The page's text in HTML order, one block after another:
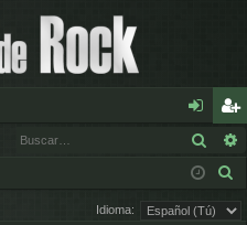
de
nt
ifi
eg
ist
ra
Idioma: